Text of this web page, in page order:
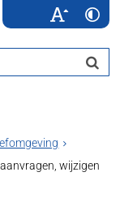
wijzigen